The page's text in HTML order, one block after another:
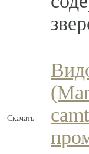
Скачать